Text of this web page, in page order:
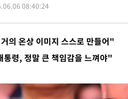
공간 확보' 신용해 前교정본부장 기소
문…"국민적 공분에 수사 재개"
대 파문까지…'쑥대밭' 된 축구협회
위원장에 김태유 서울대 공대 교수…이
발언' 진종오·서범수 징계 절차 개시
, 항소심도 징역 3년
08:40:24
의 온상 이미지 스스로 만들어"
통령, 정말 큰 책임감을 느껴야"